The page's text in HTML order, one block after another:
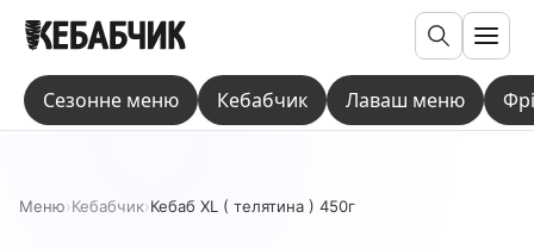
Сезонне меню Кебабчик Лаваш меню
Пошук
Меню›Кебaбчик›Кебаб XL ( телятина ) 450г